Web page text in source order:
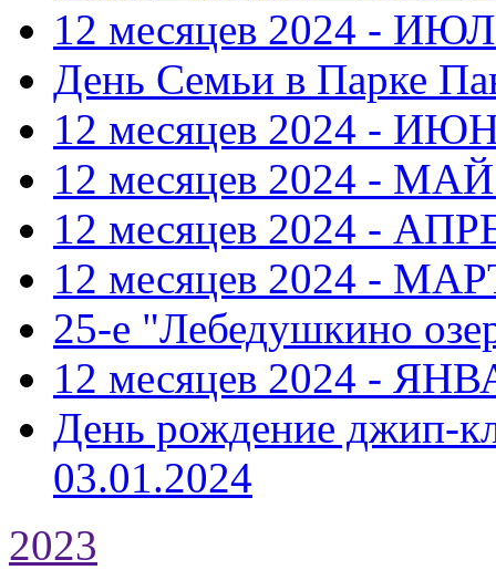
12 месяцев 2024 -
День Семьи в Парке
12 месяцев 2024 -
12 месяцев 2024 - МАЙ
12 месяцев 2024 -
12 месяцев 2024 -
25-е "Лебедушкино
12 месяцев 2024 -
День рождение джип-
03.01.2024
2023